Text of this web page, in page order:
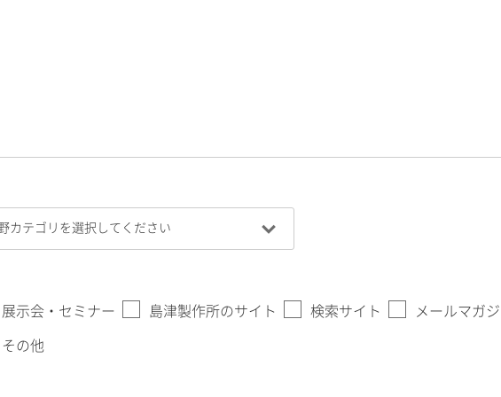
展示会・セミナー 島津製作所のサイト 検索サイト メールマガ
その他